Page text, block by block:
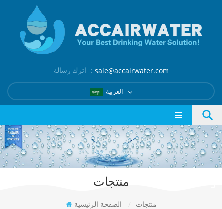
اترك رسالة ： sale@accairwater.com
منتجات
الصفحة الرئيسية / منتجات